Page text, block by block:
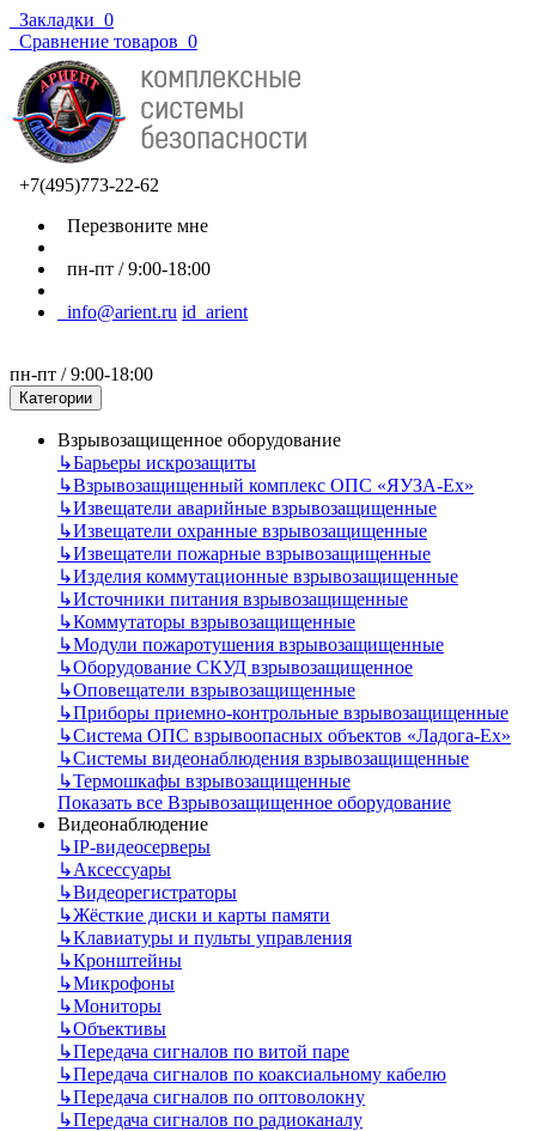
Закладки 0
Сравнение товаров 0
+7(495)773-22-62
Перезвоните мне
пн-пт / 9:00-18:00
info@arient.ru id_arient
пн-пт / 9:00-18:00
Категории
Взрывозащищенное оборудование
↳Барьеры искрозащиты
↳Взрывозащищенный комплекс ОПС «ЯУЗА-Ех»
↳Извещатели аварийные взрывозащищенные
↳Извещатели охранные взрывозащищенные
↳Извещатели пожарные взрывозащищенные
↳Изделия коммутационные взрывозащищенные
↳Источники питания взрывозащищенные
↳Коммутаторы взрывозащищенные
↳Модули пожаротушения взрывозащищенные
↳Оборудование СКУД взрывозащищенное
↳Оповещатели взрывозащищенные
↳Приборы приемно-контрольные взрывозащищенные
↳Система ОПС взрывоопасных объектов «Ладога-Ex»
↳Системы видеонаблюдения взрывозащищенные
↳Термошкафы взрывозащищенные
Показать все Взрывозащищенное оборудование
Видеонаблюдение
↳IP-видеосерверы
↳Аксессуары
↳Видеорегистраторы
↳Жёсткие диски и карты памяти
↳Клавиатуры и пульты управления
↳Кронштейны
↳Микрофоны
↳Мониторы
↳Объективы
↳Передача сигналов по витой паре
↳Передача сигналов по коаксиальному кабелю
↳Передача сигналов по оптоволокну
↳Передача сигналов по радиоканалу